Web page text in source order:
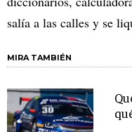
salía a las calles y se
MIRA TAMBIÉN